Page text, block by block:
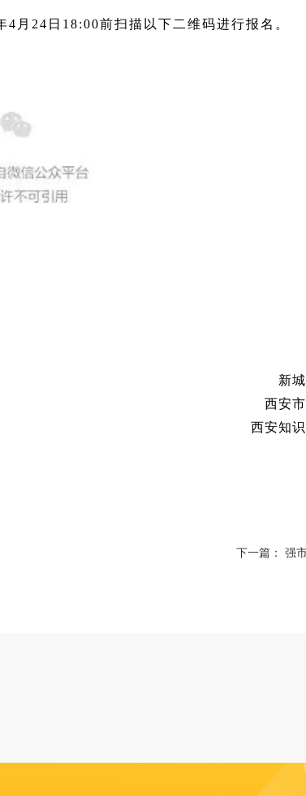
月24日18:00前扫描以下二维码进行报名。
新
西安
西安知
下一篇： 强